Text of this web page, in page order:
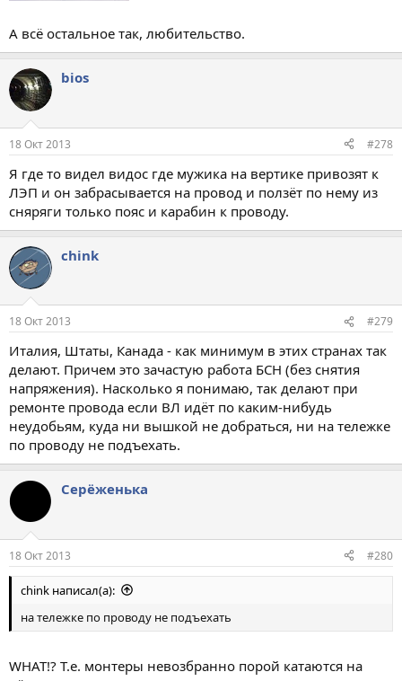
А всё остальное так, любительство.
bios
18 Окт 2013 #278
Я где то видел видос где мужика на вертике привозят к
ЛЭП и он забрасывается на провод и ползёт по нему из
сняряги только пояс и карабин к проводу.
chink
18 Окт 2013 #279
Италия, Штаты, Канада - как минимум в этих странах так
делают. Причем это зачастую работа БСН (без снятия
напряжения). Насколько я понимаю, так делают при
ремонте провода если ВЛ идёт по каким-нибудь
неудобьям, куда ни вышкой не добраться, ни на тележке
по проводу не подъехать.
Серёженька
18 Окт 2013 #280
chink написал(а):
на тележке по проводу не подъехать
WHAT!? Т.е. монтеры невозбранно порой катаются на